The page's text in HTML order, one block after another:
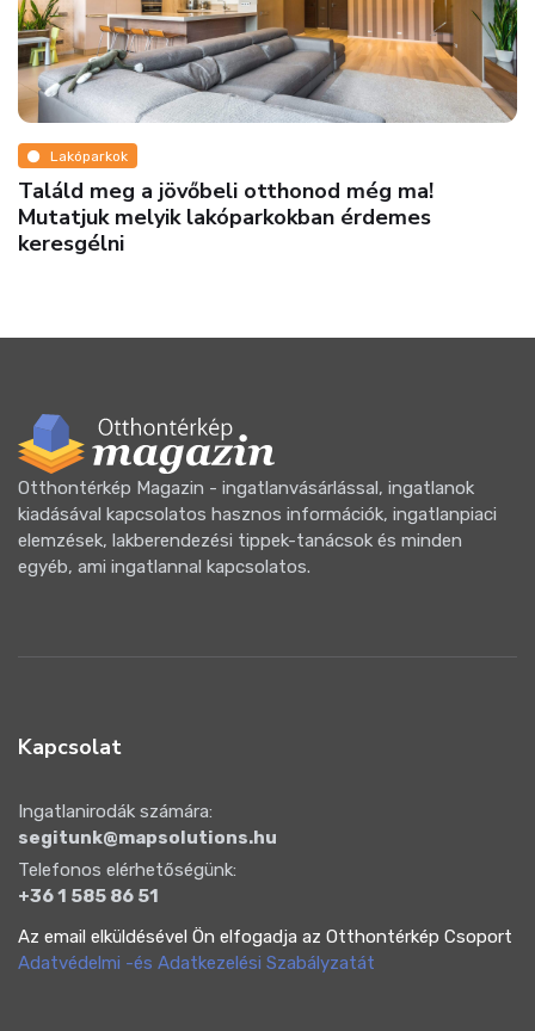
Lakóparkok
Találd meg a jövőbeli otthonod még ma!
Mutatjuk melyik lakóparkokban érdemes
keresgélni
Otthontérkép Magazin - ingatlanvásárlással, ingatlanok
kiadásával kapcsolatos hasznos információk, ingatlanpiaci
elemzések, lakberendezési tippek-tanácsok és minden
egyéb, ami ingatlannal kapcsolatos.
Kapcsolat
Ingatlanirodák számára:
segitunk@mapsolutions.hu
Telefonos elérhetőségünk:
+36 1 585 86 51
Az email elküldésével Ön elfogadja az Otthontérkép Csoport
Adatvédelmi -és Adatkezelési Szabályzatát